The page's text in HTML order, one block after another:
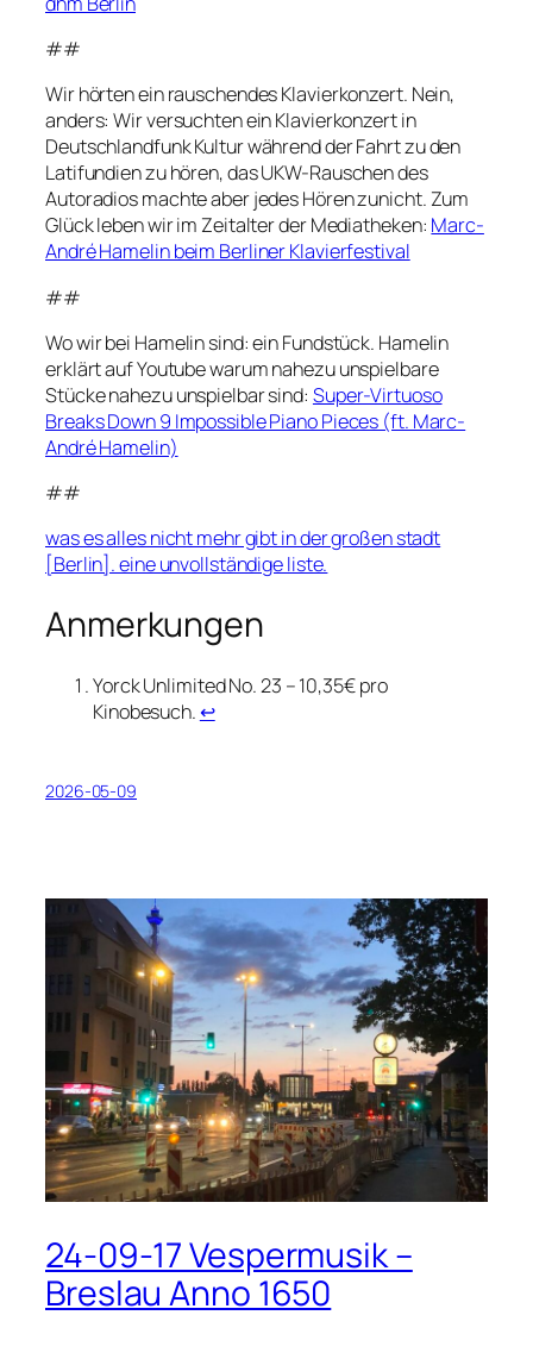
##
Wir hörten ein rauschendes Klavierkonzert. Nein,
anders: Wir versuchten ein Klavierkonzert in
Deutschlandfunk Kultur während der Fahrt zu den
Latifundien zu hören, das UKW-Rauschen des
Autoradios machte aber jedes Hören zunicht. Zum
Glück leben wir im Zeitalter der Mediatheken: Marc-
André Hamelin beim Berliner Klavierfestival
##
Wo wir bei Hamelin sind: ein Fundstück. Hamelin
erklärt auf Youtube warum nahezu unspielbare
Stücke nahezu unspielbar sind: Super-Virtuoso
Breaks Down 9 Impossible Piano Pieces (ft. Marc-
André Hamelin)
##
was es alles nicht mehr gibt in der großen stadt
[Berlin]. eine unvollständige liste.
Anmerkungen
Yorck Unlimited No. 23 – 10,35€ pro
Kinobesuch.↩︎
2026-05-09
24-09-17 Vespermusik –
Breslau Anno 1650